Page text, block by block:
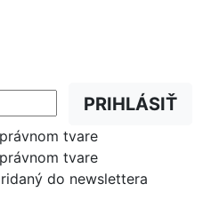
PRIHLÁSIŤ
tvare
tvare
do newslettera